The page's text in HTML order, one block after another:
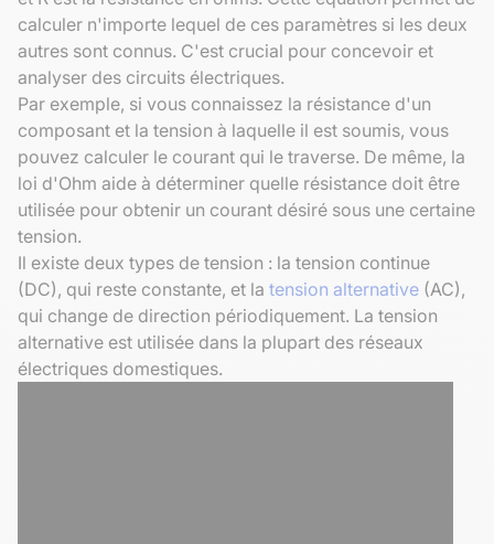
calculer n'importe lequel de ces paramètres si les deux
autres sont connus. C'est crucial pour concevoir et
analyser des circuits électriques.
Par exemple, si vous connaissez la résistance d'un
composant et la tension à laquelle il est soumis, vous
pouvez calculer le courant qui le traverse. De même, la
loi d'Ohm aide à déterminer quelle résistance doit être
utilisée pour obtenir un courant désiré sous une certaine
tension.
Il existe deux types de tension : la tension continue
(DC), qui reste constante, et la tension alternative (AC),
qui change de direction périodiquement. La tension
alternative est utilisée dans la plupart des réseaux
électriques domestiques.